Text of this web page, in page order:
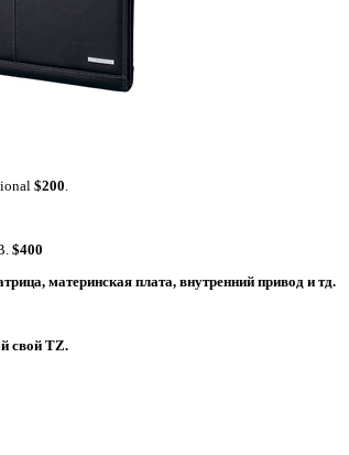
$200.
$400
материнская плата, внутренний привод и тд.
свой TZ.